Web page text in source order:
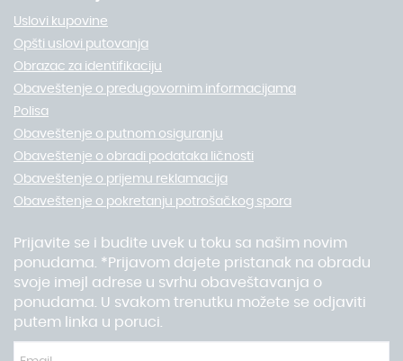
Uslovi kupovine
Opšti uslovi putovanja
Obrazac za identifikaciju
Obaveštenje o predugovornim informacijama
Polisa
Obaveštenje o putnom osiguranju
Obaveštenje o obradi podataka ličnosti
Obaveštenje o prijemu reklamacija
Obaveštenje o pokretanju potrošačkog spora
Prijavite se i budite uvek u toku sa našim novim
ponudama. *Prijavom dajete pristanak na obradu
svoje imejl adrese u svrhu obaveštavanja o
ponudama. U svakom trenutku možete se odjaviti
putem linka u poruci.